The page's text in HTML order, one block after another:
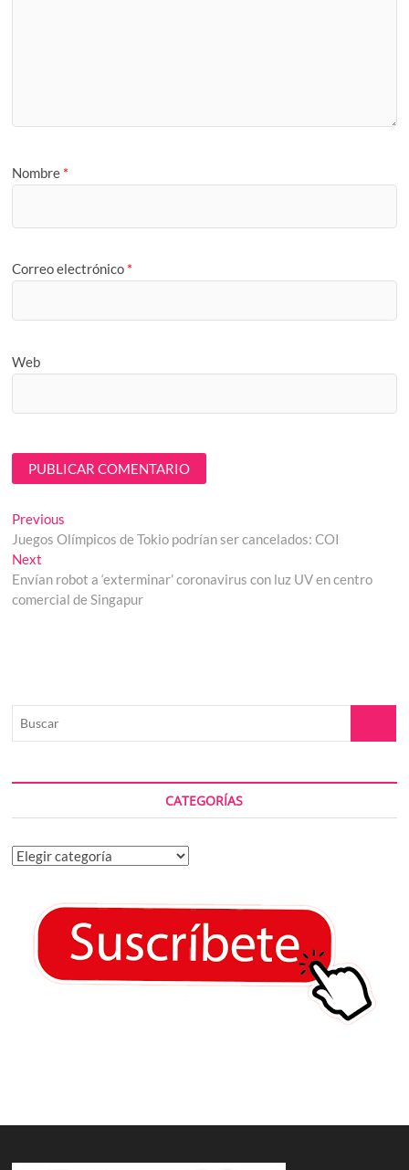
Nombre *
Correo electrónico *
Web
Navegación
de
entradas
Previous
post:
Juegos Olímpicos de Tokio podrían ser cancelados: COI
Next
post:
Envían robot a ‘exterminar’ coronavirus con luz UV en centro
comercial de Singapur
CATEGORÍAS
Categorías